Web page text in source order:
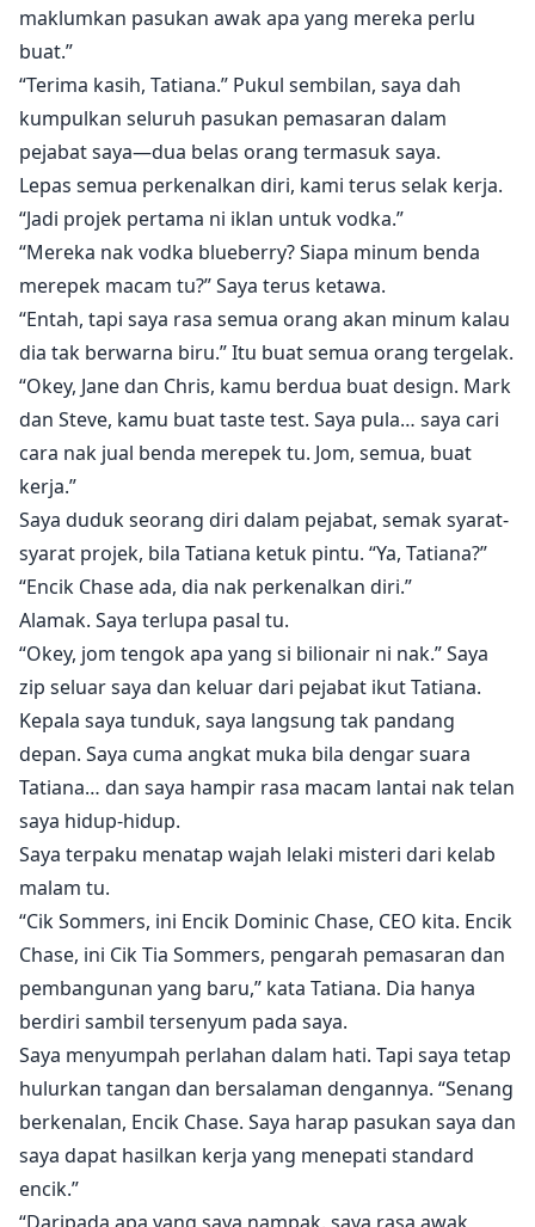
maklumkan pasukan awak apa yang mereka perlu
buat.”
“Terima kasih, Tatiana.” Pukul sembilan, saya dah
kumpulkan seluruh pasukan pemasaran dalam
pejabat saya—dua belas orang termasuk saya.
Lepas semua perkenalkan diri, kami terus selak kerja.
“Jadi projek pertama ni iklan untuk vodka.”
“Mereka nak vodka blueberry? Siapa minum benda
merepek macam tu?” Saya terus ketawa.
“Entah, tapi saya rasa semua orang akan minum kalau
dia tak berwarna biru.” Itu buat semua orang tergelak.
“Okey, Jane dan Chris, kamu berdua buat design. Mark
dan Steve, kamu buat taste test. Saya pula… saya cari
cara nak jual benda merepek tu. Jom, semua, buat
kerja.”
Saya duduk seorang diri dalam pejabat, semak syarat-
syarat projek, bila Tatiana ketuk pintu. “Ya, Tatiana?”
“Encik Chase ada, dia nak perkenalkan diri.”
Alamak. Saya terlupa pasal tu.
“Okey, jom tengok apa yang si bilionair ni nak.” Saya
zip seluar saya dan keluar dari pejabat ikut Tatiana.
Kepala saya tunduk, saya langsung tak pandang
depan. Saya cuma angkat muka bila dengar suara
Tatiana… dan saya hampir rasa macam lantai nak telan
saya hidup-hidup.
Saya terpaku menatap wajah lelaki misteri dari kelab
malam tu.
“Cik Sommers, ini Encik Dominic Chase, CEO kita. Encik
Chase, ini Cik Tia Sommers, pengarah pemasaran dan
pembangunan yang baru,” kata Tatiana. Dia hanya
berdiri sambil tersenyum pada saya.
Saya menyumpah perlahan dalam hati. Tapi saya tetap
hulurkan tangan dan bersalaman dengannya. “Senang
berkenalan, Encik Chase. Saya harap pasukan saya dan
saya dapat hasilkan kerja yang menepati standard
encik.”